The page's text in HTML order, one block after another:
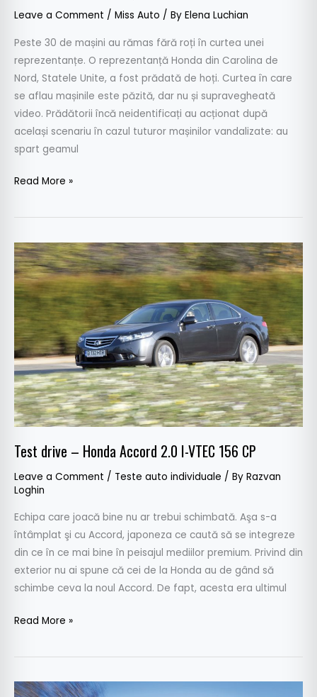
Leave a Comment / Miss Auto / By Elena Luchian
Peste 30 de mașini au rămas fără roți în curtea unei
reprezentanțe. O reprezentanță Honda din Carolina de
Nord, Statele Unite, a fost prădată de hoți. Curtea în care
se aflau mașinile este păzită, dar nu și supravegheată
video. Prădătorii încă neidentificați au acționat după
același scenariu în cazul tuturor mașinilor vandalizate: au
spart geamul
curtea
Read More »
Test drive – Honda Accord 2.0 I-VTEC 156 CP
Leave a Comment / Teste auto individuale / By Razvan
Loghin
Echipa care joacă bine nu ar trebui schimbată. Aşa s-a
întâmplat şi cu Accord, japoneza ce caută să se integreze
din ce în ce mai bine în peisajul mediilor premium. Privind din
exterior nu ai spune că cei de la Honda au de gând să
schimbe ceva la noul Accord. De fapt, acesta era ultimul
Test
drive
–
Honda
Accord
2.0
I-
VTEC
156
CP
Read More »
Accord